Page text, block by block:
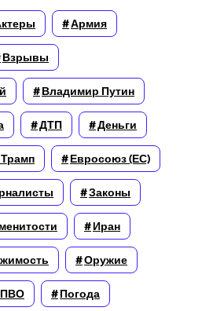
Армия
Взрывы
Владимир Путин
ДТП Деньги
Евросоюз (ЕС)
Законы
Иран
Оружие
ПВО Погода